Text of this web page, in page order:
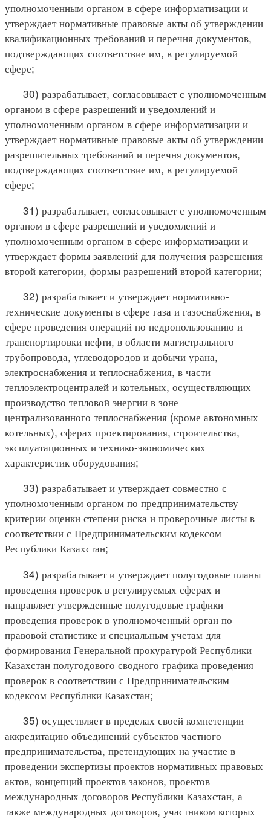
уполномоченным органом в сфере информатизации и
утверждает нормативные правовые акты об утверждении
квалификационных требований и перечня документов,
подтверждающих соответствие им, в регулируемой
сфере;
30) разрабатывает, согласовывает с уполномоченным
органом в сфере разрешений и уведомлений и
уполномоченным органом в сфере информатизации и
утверждает нормативные правовые акты об утверждении
разрешительных требований и перечня документов,
подтверждающих соответствие им, в регулируемой
сфере;
31) разрабатывает, согласовывает с уполномоченным
органом в сфере разрешений и уведомлений и
уполномоченным органом в сфере информатизации и
утверждает формы заявлений для получения разрешения
второй категории, формы разрешений второй категории;
32) разрабатывает и утверждает нормативно-
технические документы в сфере газа и газоснабжения, в
сфере проведения операций по недропользованию и
транспортировки нефти, в области магистрального
трубопровода, углеводородов и добычи урана,
электроснабжения и теплоснабжения, в части
теплоэлектроцентралей и котельных, осуществляющих
производство тепловой энергии в зоне
централизованного теплоснабжения (кроме автономных
котельных), сферах проектирования, строительства,
эксплуатационных и технико-экономических
характеристик оборудования;
33) разрабатывает и утверждает совместно с
уполномоченным органом по предпринимательству
критерии оценки степени риска и проверочные листы в
соответствии с Предпринимательским кодексом
Республики Казахстан;
34) разрабатывает и утверждает полугодовые планы
проведения проверок в регулируемых сферах и
направляет утвержденные полугодовые графики
проведения проверок в уполномоченный орган по
правовой статистике и специальным учетам для
формирования Генеральной прокуратурой Республики
Казахстан полугодового сводного графика проведения
проверок в соответствии с Предпринимательским
кодексом Республики Казахстан;
35) осуществляет в пределах своей компетенции
аккредитацию объединений субъектов частного
предпринимательства, претендующих на участие в
проведении экспертизы проектов нормативных правовых
актов, концепций проектов законов, проектов
международных договоров Республики Казахстан, а
также международных договоров, участником которых